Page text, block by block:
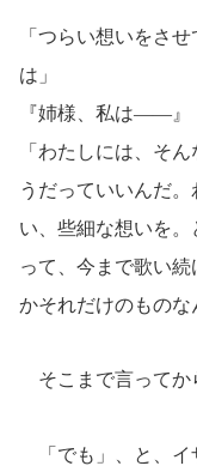
「つらい想いをさ
は」
『姉様、私は――』
「わたしには、そ
うだっていいんだ
い、些細な想いを
って、今まで歌い
かそれだけのものな
そこまで言ってか
「でも」、と、イ